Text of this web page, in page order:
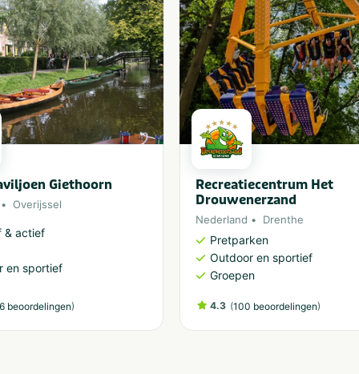
Giethoorn
Overijssel
& actief
en sportief
beoordelingen)
Recreatiecentrum Het
Drouwenerzand
Nederland Drenthe
Pretparken
Outdoor en sportief
Groepen
4.3 (100 beoordelingen)